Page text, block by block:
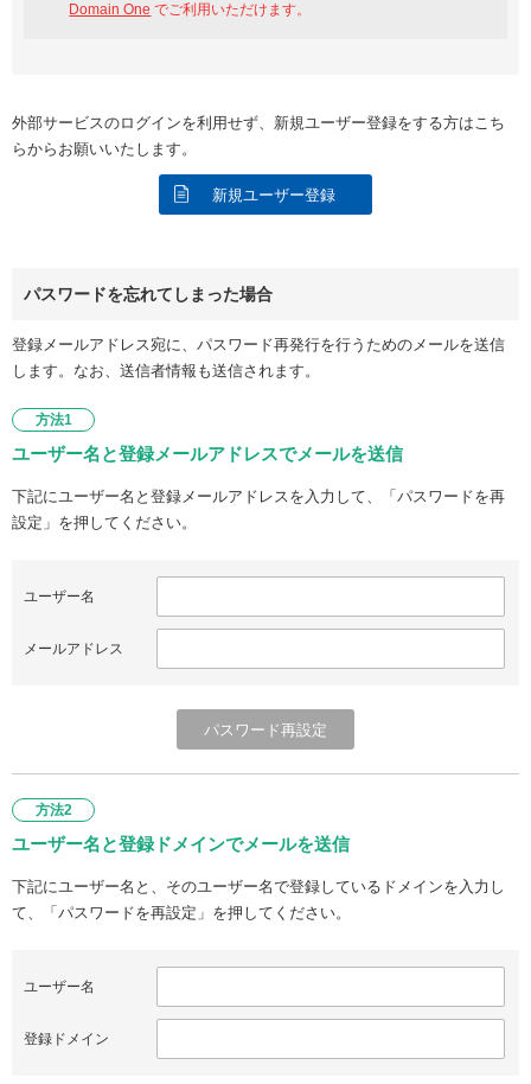
Domain One でご利用いただけます。
外部サービスのログインを利用せず、新規ユーザー登録をする方はこち
らからお願いいたします。
新規ユーザー登録
パスワードを忘れてしまった場合
登録メールアドレス宛に、パスワード再発行を行うためのメールを送信
します。なお、送信者情報も送信されます。
方法1
ユーザー名と登録メールアドレスでメールを送信
下記にユーザー名と登録メールアドレスを入力して、「パスワードを再
設定」を押してください。
ユーザー名
メールアドレス
方法2
ユーザー名と登録ドメインでメールを送信
下記にユーザー名と、そのユーザー名で登録しているドメインを入力し
て、「パスワードを再設定」を押してください。
ユーザー名
登録ドメイン